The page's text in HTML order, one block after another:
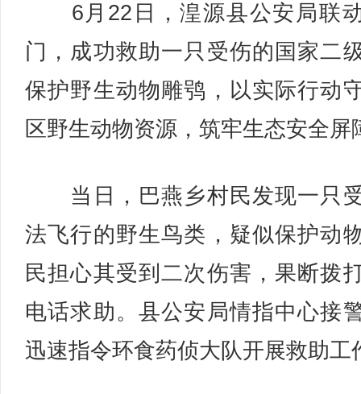
6月22日，湟源县公安局联
门，成功救助一只受伤的国家二
保护野生动物雕鸮，以实际行动
区野生动物资源，筑牢生态安全屏
当日，巴燕乡村民发现一只
法飞行的野生鸟类，疑似保护动
民担心其受到二次伤害，果断拨
电话求助。县公安局情指中心接
迅速指令环食药侦大队开展救助工